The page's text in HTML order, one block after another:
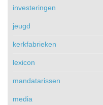
investeringen
jeugd
kerkfabrieken
lexicon
mandatarissen
media